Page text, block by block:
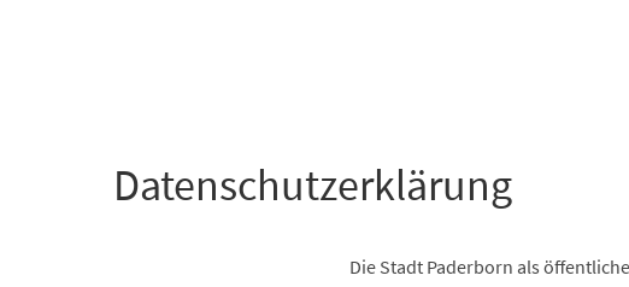
Datenschutzerklärung
Die Stadt Paderborn als